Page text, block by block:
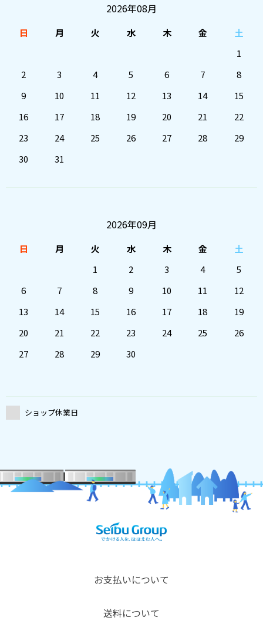
2026年08月
日 月 火 水 木 金
土
1
2
3 4 5 6 7
8
9
10 11 12 13 14
15
16
17 18 19 20 21
22
23
24 25 26 27 28
29
30
31
2026年09月
日 月 火 水 木 金
土
1
2 3 4
5
6
7 8 9 10 11
12
13
14 15 16 17 18
19
20
21 22 23 24 25
26
27
28 29 30
ショップ休業日
お支払いについて
送料について